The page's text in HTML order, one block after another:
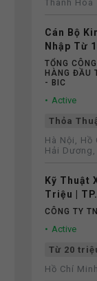
Thanh Hóa
Cán Bộ
Nhập Từ
Cứng
TỔNG
HÀNG ĐẦU
- BIC
Active
Thỏa
Hà Nội, Hồ
Hải
Kỹ Thuật
Triệu |
CÔNG TY
Active
Từ 20
Hồ Chí Minh